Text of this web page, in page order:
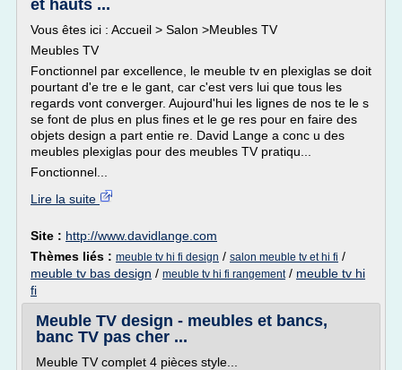
et hauts ...
Vous êtes ici : Accueil > Salon >Meubles TV
Meubles TV
Fonctionnel par excellence, le meuble tv en plexiglas se doit
pourtant d'e tre e le gant, car c'est vers lui que tous les
regards vont converger. Aujourd'hui les lignes de nos te le s
se font de plus en plus fines et le ge res pour en faire des
objets design a part entie re. David Lange a conc u des
meubles plexiglas pour des meubles TV pratiqu...
Fonctionnel...
Lire la suite
Site : http://www.davidlange.com
Thèmes liés : meuble tv hi fi design / salon meuble tv et hi fi /
meuble tv bas design / meuble tv hi fi rangement/ meuble tv hi
fi
Meuble TV design - meubles et bancs,
banc TV pas cher ...
Meuble TV complet 4 pièces style...